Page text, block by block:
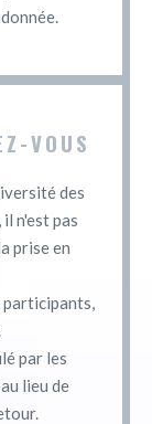
VOUS
des
n'est pas
prise en
participants,
par les
lieu de